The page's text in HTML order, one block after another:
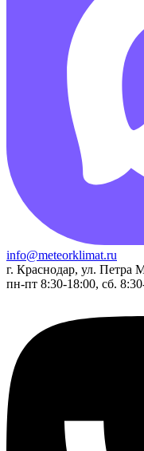
info@meteorklimat.ru
г. Краснодар, ул. Петра
пн-пт 8:30-18:00, сб.